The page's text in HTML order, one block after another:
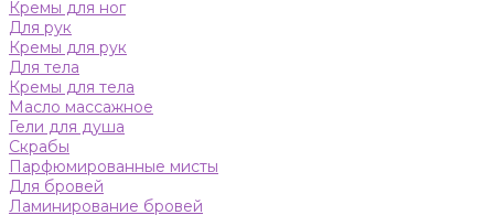
Кремы для ног
Для рук
Кремы для рук
Для тела
Кремы для тела
Масло массажное
Гели для душа
Скрабы
Парфюмированные мисты
Для бровей
Ламинирование бровей